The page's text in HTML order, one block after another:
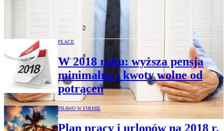
Zasiłki dla pracowników i obowiązki
socjalne pracodawców w nowym roku
PŁACE
W 2018 roku: wyższa pensja
minimalna i kwoty wolne od
potrąceń
PRAWO W FIRMIE
Plan pracy i urlopów na 2018 r.